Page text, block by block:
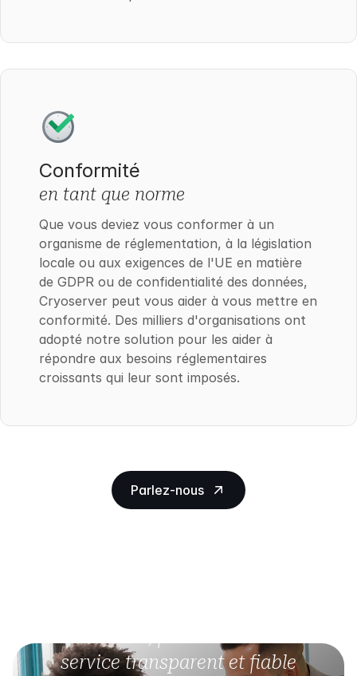
Conformité
en tant que norme
Que vous deviez vous conformer à un
organisme de réglementation, à la législation
locale ou aux exigences de l'UE en matière
de GDPR ou de confidentialité des données,
Cryoserver peut vous aider à vous mettre en
conformité. Des milliers d'organisations ont
adopté notre solution pour les aider à
répondre aux besoins réglementaires
croissants qui leur sont imposés.
Parlez-nous
"Depuis plus de 20 ans,
service transparent et fiable